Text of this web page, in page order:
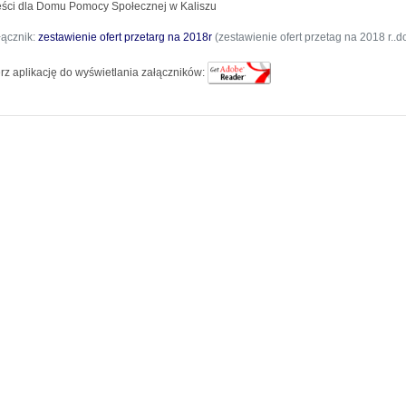
dla Domu Pomocy Społecznej w Kaliszu
zestawienie ofert przetarg na 2018r (zestawienie ofert przetag na 2018
aplikację do wyświetlania załączników: